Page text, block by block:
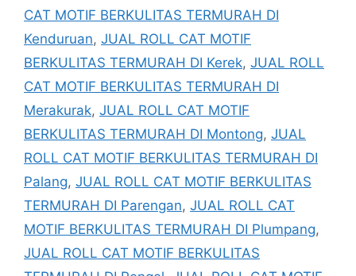
CAT MOTIF BERKULITAS TERMURAH DI
Kenduruan, JUAL ROLL CAT MOTIF
BERKULITAS TERMURAH DI Kerek, JUAL ROLL
CAT MOTIF BERKULITAS TERMURAH DI
Merakurak, JUAL ROLL CAT MOTIF
BERKULITAS TERMURAH DI Montong, JUAL
ROLL CAT MOTIF BERKULITAS TERMURAH DI
Palang, JUAL ROLL CAT MOTIF BERKULITAS
TERMURAH DI Parengan, JUAL ROLL CAT
MOTIF BERKULITAS TERMURAH DI Plumpang,
JUAL ROLL CAT MOTIF BERKULITAS